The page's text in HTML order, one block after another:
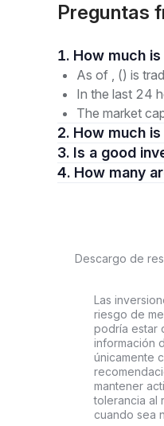
Preguntas
As of , () is
In the last 24
The market
2. How much
3. Is a good
4.
Descargo de
Las
riesgo de
podría estar
información
únicamente
mantener
tolerancia al
cuando sea